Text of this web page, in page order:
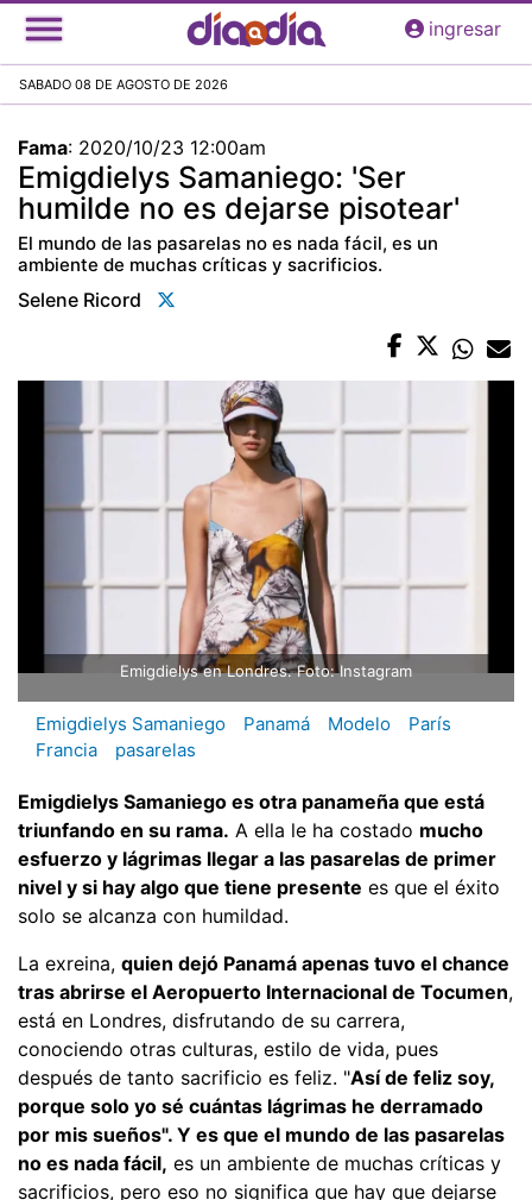
Pasar
al
principal
ingresar
SABADO 08 DE AGOSTO DE 2026
Fama: 2020/10/23 12:00am
Emigdielys Samaniego: 'Ser
humilde no es dejarse pisotear'
El mundo de las pasarelas no es nada fácil, es un
ambiente de muchas críticas y sacrificios.
Selene Ricord
Emigdielys en Londres. Foto: Instagram
Emigdielys Samaniego Panamá Modelo
París
Francia
pasarelas
Emigdielys Samaniego es otra panameña que está
triunfando en su rama. A ella le ha costado mucho
esfuerzo y lágrimas llegar a las pasarelas de primer
nivel y si hay algo que tiene presente es que el éxito
solo se alcanza con humildad.
La exreina, quien dejó Panamá apenas tuvo el chance
tras abrirse el Aeropuerto Internacional de Tocumen,
está en Londres, disfrutando de su carrera,
conociendo otras culturas, estilo de vida, pues
después de tanto sacrificio es feliz. "Así de feliz soy,
porque solo yo sé cuántas lágrimas he derramado
por mis sueños". Y es que el mundo de las pasarelas
no es nada fácil, es un ambiente de muchas críticas y
sacrificios, pero eso no significa que hay que dejarse